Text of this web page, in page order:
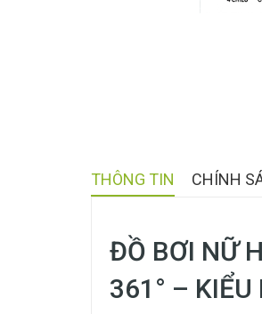
THÔNG TIN CHÍNH
ĐỒ BƠI NỮ
361° – KIỂU